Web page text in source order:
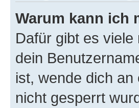
Warum kann ich
Dafür gibt es
dein
ist, wende dich
nicht gesperrt